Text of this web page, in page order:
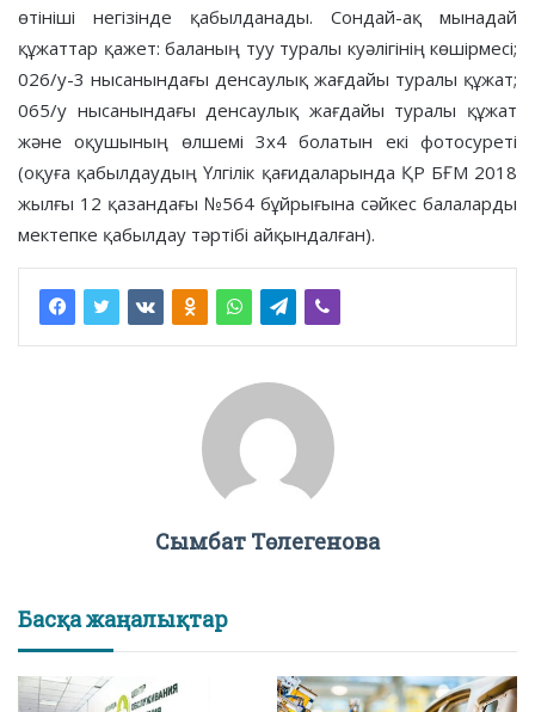
өтініші негізінде қабылданады. Сондай-ақ мынадай
құжаттар қажет: баланың туу туралы куәлігінің көшірмесі;
026/у-3 нысанындағы денсаулық жағдайы туралы құжат;
065/у нысанындағы денсаулық жағдайы туралы құжат
және оқушының өлшемі 3х4 болатын екі фотосуреті
(оқуға қабылдаудың Үлгілік қағидаларында ҚР БҒМ 2018
жылғы 12 қазандағы №564 бұйрығына сәйкес балаларды
мектепке қабылдау тәртібі айқындалған).
Сымбат Төлегенова
Басқа жаңалықтар